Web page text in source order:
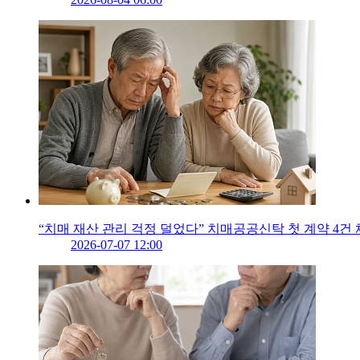
“치매 재산 관리 걱정 덜었다” 치매공공신탁 첫 계약 4건
2026-07-07 12:00